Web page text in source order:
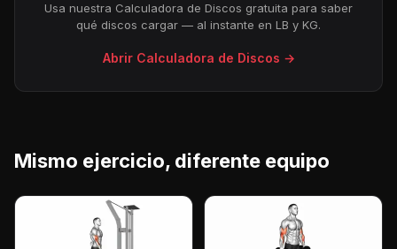
Usa nuestra Calculadora de Discos gratuita para saber
qué discos cargar — al instante en LB y KG.
Abrir Calculadora de Discos →
Mismo ejercicio, diferente equipo